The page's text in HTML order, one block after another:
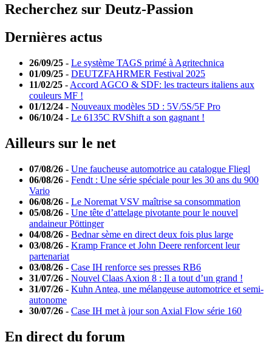
Recherchez sur Deutz-Passion
Dernières actus
26/09/25 - Le système TAGS primé à Agritechnica
01/09/25 - DEUTZFAHRMER Festival 2025
11/02/25 - Accord AGCO & SDF: les tracteurs italiens aux
couleurs MF !
01/12/24 - Nouveaux modèles 5D : 5V/5S/5F Pro
06/10/24 - Le 6135C RVShift a son gagnant !
Ailleurs sur le net
07/08/26 - Une faucheuse automotrice au catalogue Fliegl
06/08/26 - Fendt : Une série spéciale pour les 30 ans du 900
Vario
06/08/26 - Le Noremat VSV maîtrise sa consommation
05/08/26 - Une tête d’attelage pivotante pour le nouvel
andaineur Pöttinger
04/08/26 - Bednar sème en direct deux fois plus large
03/08/26 - Kramp France et John Deere renforcent leur
partenariat
03/08/26 - Case IH renforce ses presses RB6
31/07/26 - Nouvel Claas Axion 8 : Il a tout d’un grand !
31/07/26 - Kuhn Antea, une mélangeuse automotrice et semi-
autonome
30/07/26 - Case IH met à jour son Axial Flow série 160
En direct du forum